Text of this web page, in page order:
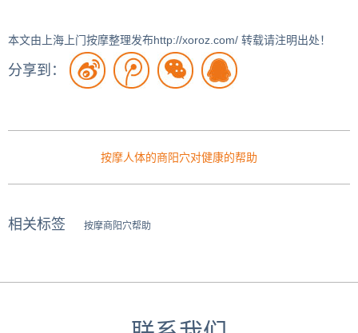
本文由上海上门按摩整理发布http://xoroz.com/ 转载请注明出处！
分享到：
按摩人体的商阳穴对健康的帮助
相关标签 按摩商阳穴帮助